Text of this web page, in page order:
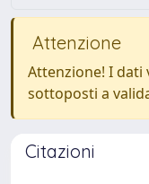
Attenzione
Attenzione! I dati
sottoposti a
Citazioni